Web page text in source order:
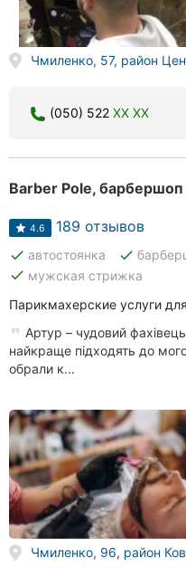
Чмиленко, 57, район
(050) 522 XX XX
Barber Pole, барбершоп
4.6 189 отзывов
done автостоянка done
done мужская стрижка
Парикмахерские услуги
Артур – чудовий
найкраще підходять до
обрали к...
Чмиленко, 96, район